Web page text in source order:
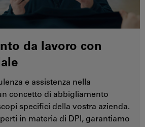
da lavoro con
e assistenza nella
concetto di abbigliamento
specifici della vostra azienda.
in materia di DPI, garantiamo